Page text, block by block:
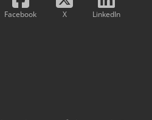
Facebook X LinkedIn